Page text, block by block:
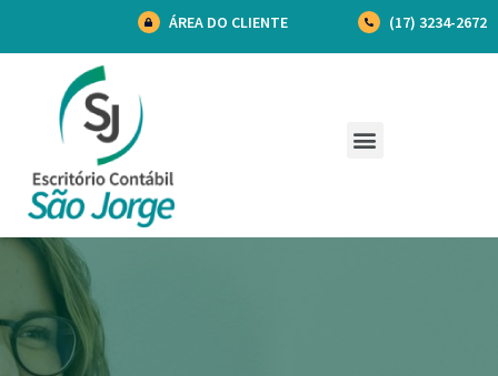
ÁREA DO CLIENTE (17) 3234-2672